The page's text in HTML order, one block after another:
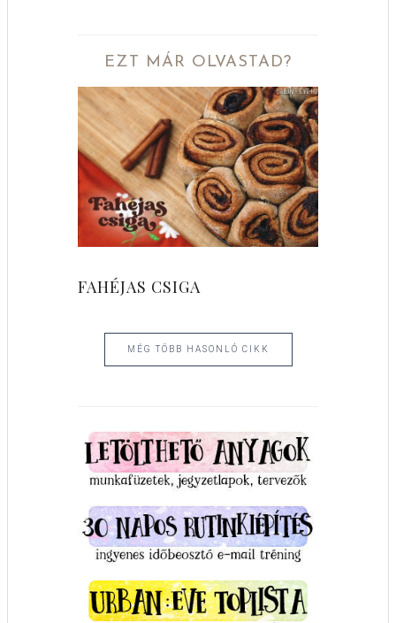
EZT MÁR OLVASTAD?
FAHÉJAS CSIGA
MÉG TÖBB HASONLÓ CIKK